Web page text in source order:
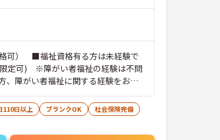
可） ■福祉資格有る方は未経験で
定可) ※障がい者福祉の経験は不問
、障がい者福祉に関する経験をお持
110日以上 ブランクOK
社会保険完備